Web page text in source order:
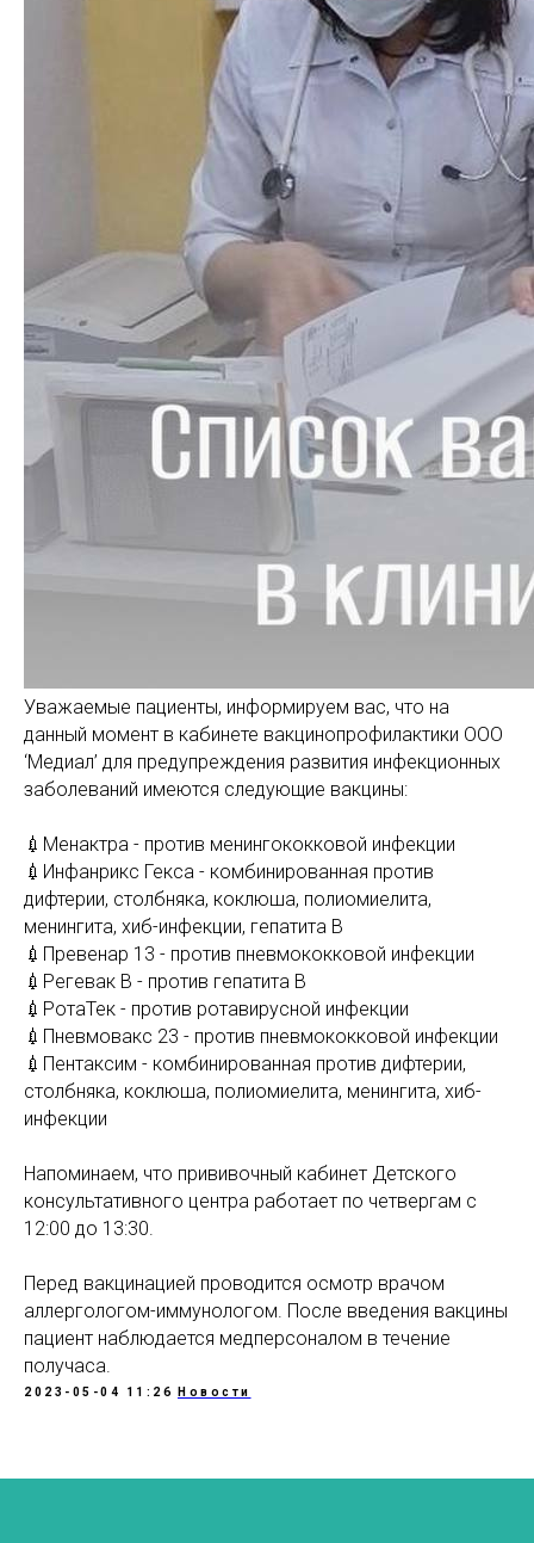
Уважаемые пациенты, информируем вас, что на
данный момент в кабинете вакцинопрофилактики ООО
‘Медиал’ для предупреждения развития инфекционных
заболеваний имеются следующие вакцины:
💉Менактра - против менингококковой инфекции
💉Инфанрикс Гекса - комбинированная против
дифтерии, столбняка, коклюша, полиомиелита,
менингита, хиб-инфекции, гепатита В
💉Превенар 13 - против пневмококковой инфекции
💉Регевак В - против гепатита В
💉РотаТек - против ротавирусной инфекции
💉Пневмовакс 23 - против пневмококковой инфекции
💉Пентаксим - комбинированная против дифтерии,
столбняка, коклюша, полиомиелита, менингита, хиб-
инфекции
Напоминаем, что прививочный кабинет Детского
консультативного центра работает по четвергам с
12:00 до 13:30.
Перед вакцинацией проводится осмотр врачом
аллергологом-иммунологом. После введения вакцины
пациент наблюдается медперсоналом в течение
получаса.
2023-05-04 11:26 Новости